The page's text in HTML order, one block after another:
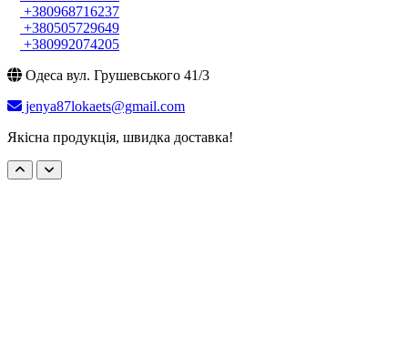
+380968716237
+380505729649
+380992074205
Одеса вул. Грушевського 41/3
jenya87lokaets@gmail.com
Якісна продукція, швидка доставка!